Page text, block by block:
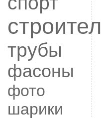
трубы
фасоны
фото
шарики